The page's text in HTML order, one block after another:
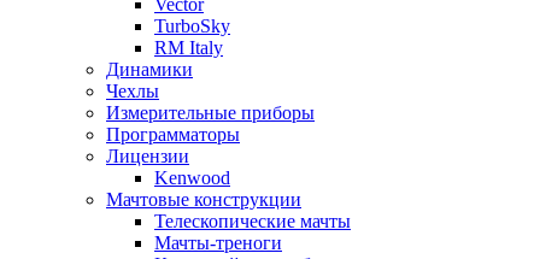
TurboSky
RM Italy
Динамики
Чехлы
Измерительные приборы
Программаторы
Лицензии
Kenwood
Мачтовые конструкции
Телескопические мачты
Мачты-треноги